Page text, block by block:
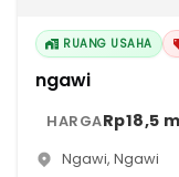
RUANG USAHA
ngawi
HARGARp18,5
Ngawi, Ngawi